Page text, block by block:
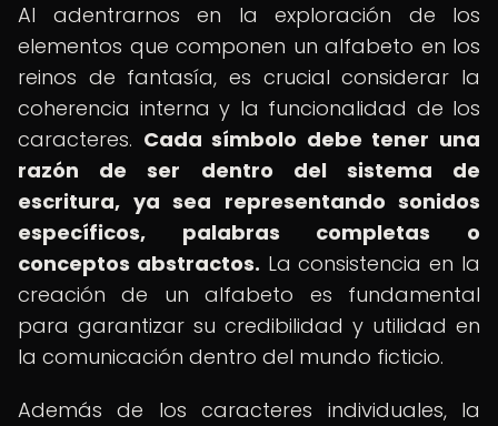
Al adentrarnos en la exploración de los
elementos que componen un alfabeto en los
reinos de fantasía, es crucial considerar la
coherencia interna y la funcionalidad de los
caracteres. Cada símbolo debe tener una
razón de ser dentro del sistema de
escritura, ya sea representando sonidos
específicos, palabras completas o
conceptos abstractos. La consistencia en la
creación de un alfabeto es fundamental
para garantizar su credibilidad y utilidad en
la comunicación dentro del mundo ficticio.
Además de los caracteres individuales, la